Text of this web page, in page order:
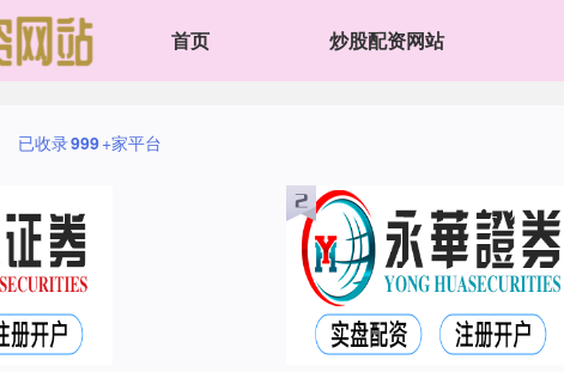
首页 炒股配资网站
已收录999+家平台